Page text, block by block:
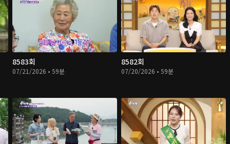
8583회
07/21/2026 • 59분
8582회
07/20/2026 • 59분